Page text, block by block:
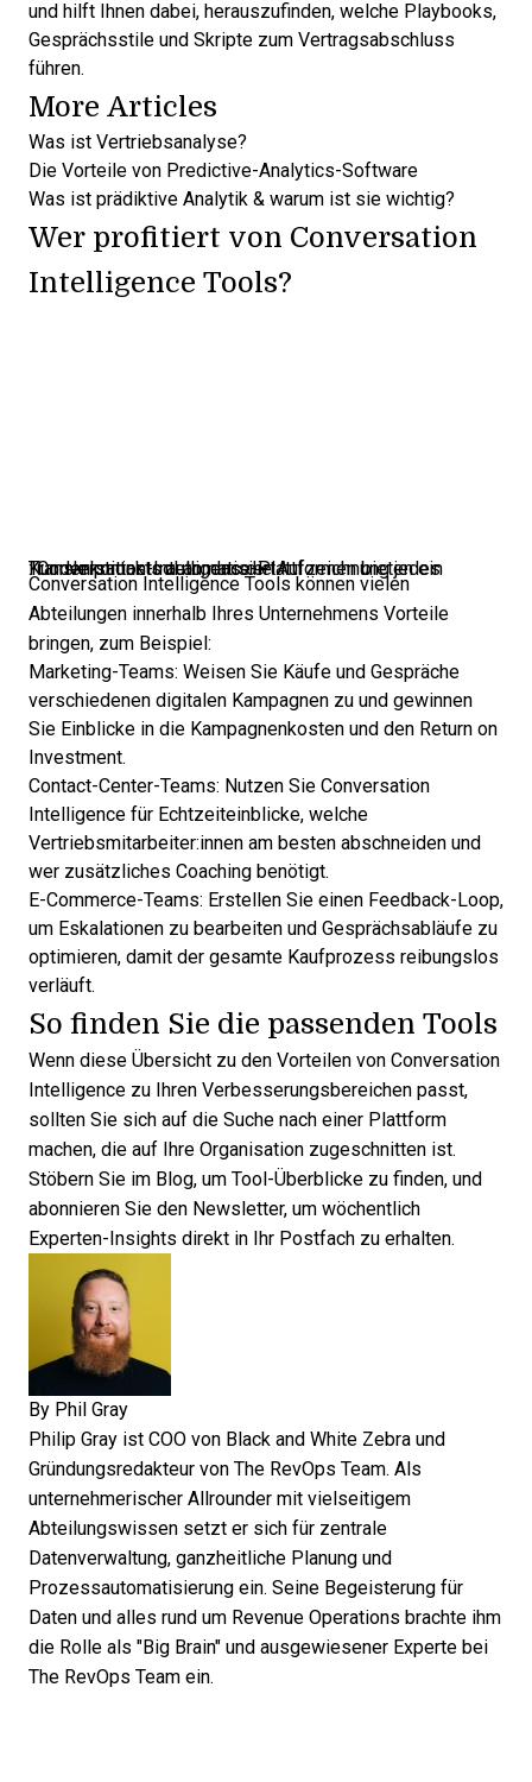
und hilft Ihnen dabei, herauszufinden, welche Playbooks,
Gesprächsstile und Skripte zum Vertragsabschluss
führen.
More Articles
Was ist Vertriebsanalyse?
Die Vorteile von Predictive-Analytics-Software
Was ist prädiktive Analytik & warum ist sie wichtig?
Wer profitiert von Conversation
Intelligence Tools?
: Conversation-Intelligence-Plattformen bieten ein Transkriptionstool an, das die Aufzeichnung jedes Kundenkontakts automatisiert.
Conversation Intelligence Tools können vielen
Abteilungen innerhalb Ihres Unternehmens Vorteile
bringen, zum Beispiel:
Marketing-Teams: Weisen Sie Käufe und Gespräche
verschiedenen digitalen Kampagnen zu und gewinnen
Sie Einblicke in die Kampagnenkosten und den Return on
Investment.
Contact-Center-Teams: Nutzen Sie Conversation
Intelligence für Echtzeiteinblicke, welche
Vertriebsmitarbeiter:innen am besten abschneiden und
wer zusätzliches Coaching benötigt.
E-Commerce-Teams: Erstellen Sie einen Feedback-Loop,
um Eskalationen zu bearbeiten und Gesprächsabläufe zu
optimieren, damit der gesamte Kaufprozess reibungslos
verläuft.
So finden Sie die passenden Tools
Wenn diese Übersicht zu den Vorteilen von Conversation
Intelligence zu Ihren Verbesserungsbereichen passt,
sollten Sie sich auf die Suche nach einer Plattform
machen, die auf Ihre Organisation zugeschnitten ist.
Stöbern Sie im Blog, um Tool-Überblicke zu finden, und
abonnieren Sie den Newsletter, um wöchentlich
Experten-Insights direkt in Ihr Postfach zu erhalten.
By Phil Gray
Philip Gray ist COO von Black and White Zebra und
Gründungsredakteur von The RevOps Team. Als
unternehmerischer Allrounder mit vielseitigem
Abteilungswissen setzt er sich für zentrale
Datenverwaltung, ganzheitliche Planung und
Prozessautomatisierung ein. Seine Begeisterung für
Daten und alles rund um Revenue Operations brachte ihm
die Rolle als "Big Brain" und ausgewiesener Experte bei
The RevOps Team ein.